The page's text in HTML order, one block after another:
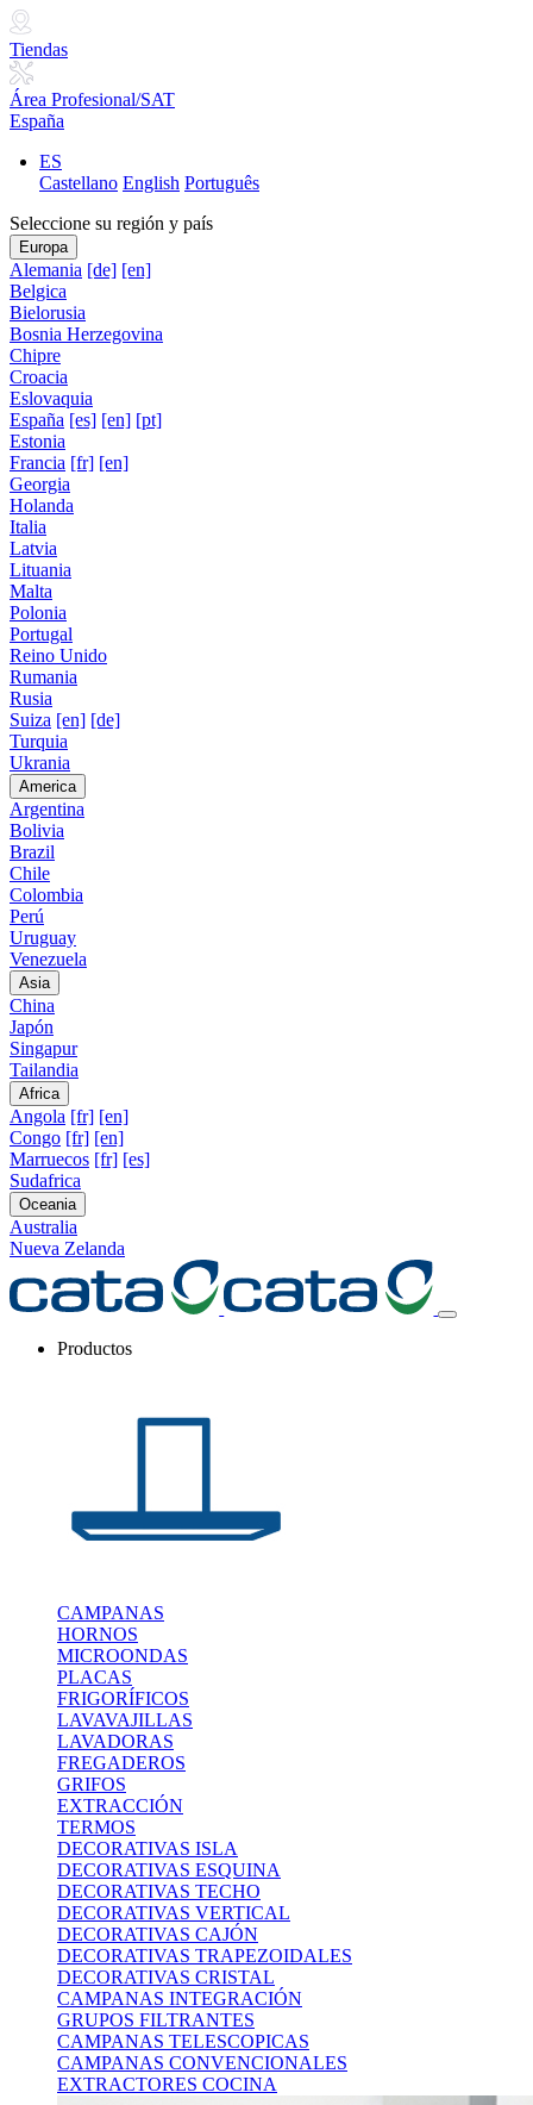
Tiendas
Área Profesional/SAT
España
ES
Castellano English Português
Seleccione su región y país
Europa
Alemania [de] [en]
Belgica
Bielorusia
Bosnia Herzegovina
Chipre
Croacia
Eslovaquia
España [es] [en] [pt]
Estonia
Francia [fr] [en]
Georgia
Holanda
Italia
Latvia
Lituania
Malta
Polonia
Portugal
Reino Unido
Rumania
Rusia
Suiza [en] [de]
Turquia
Ukrania
America
Argentina
Bolivia
Brazil
Chile
Colombia
Perú
Uruguay
Venezuela
Asia
China
Japón
Singapur
Tailandia
Africa
Angola [fr] [en]
Congo [fr] [en]
Marruecos [fr] [es]
Sudafrica
Oceania
Australia
Nueva Zelanda
Productos
CAMPANAS
HORNOS
MICROONDAS
PLACAS
FRIGORÍFICOS
LAVAVAJILLAS
LAVADORAS
FREGADEROS
GRIFOS
EXTRACCIÓN
TERMOS
DECORATIVAS ISLA
DECORATIVAS ESQUINA
DECORATIVAS TECHO
DECORATIVAS VERTICAL
DECORATIVAS CAJÓN
DECORATIVAS TRAPEZOIDALES
DECORATIVAS CRISTAL
CAMPANAS INTEGRACIÓN
GRUPOS FILTRANTES
CAMPANAS TELESCOPICAS
CAMPANAS CONVENCIONALES
EXTRACTORES COCINA